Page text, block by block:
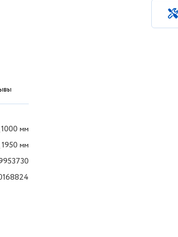
1000 мм
1950 мм